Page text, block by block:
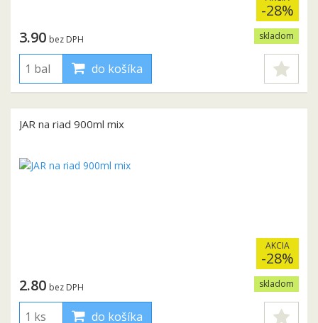
-28%
skladom
3.90 bez DPH
do košíka
JAR na riad 900ml mix
AKCIA
-28%
skladom
2.80 bez DPH
do košíka